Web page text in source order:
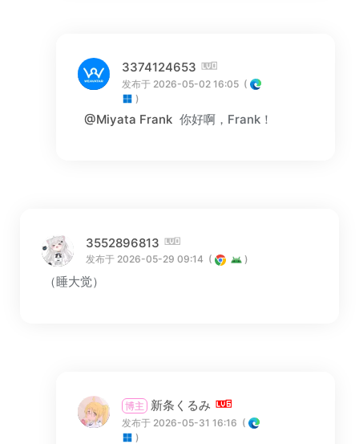
3374124653
发布于 2026-05-02 16:05 (
)
@Miyata Frank 你好啊，Frank！
3552896813
发布于 2026-05-29 09:14 ( )
（睡大觉）
博主 新条くるみ
发布于 2026-05-31 16:16 (
)